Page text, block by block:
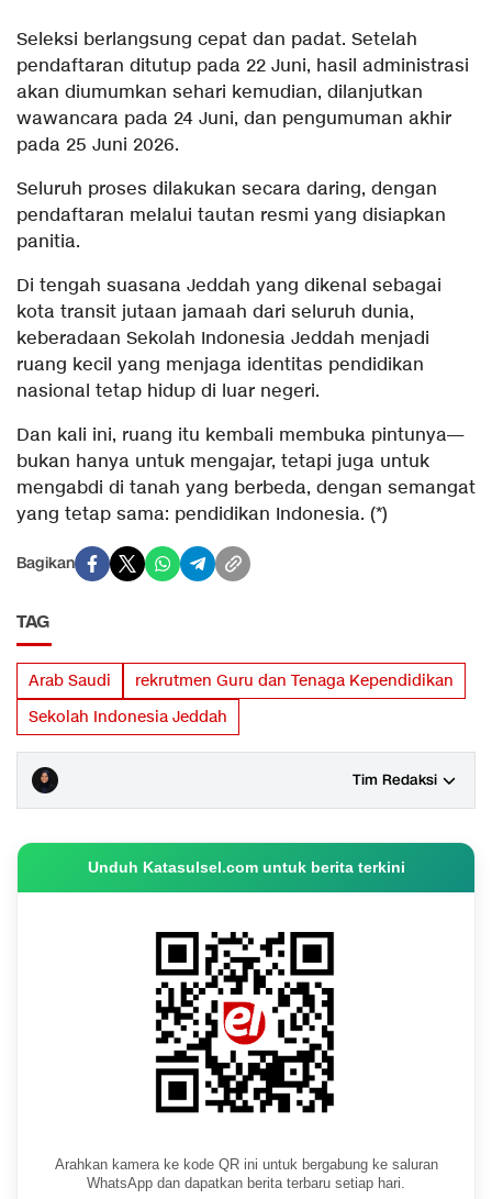
Seleksi berlangsung cepat dan padat. Setelah
pendaftaran ditutup pada 22 Juni, hasil administrasi
akan diumumkan sehari kemudian, dilanjutkan
wawancara pada 24 Juni, dan pengumuman akhir
pada 25 Juni 2026.
Seluruh proses dilakukan secara daring, dengan
pendaftaran melalui tautan resmi yang disiapkan
panitia.
Di tengah suasana Jeddah yang dikenal sebagai
kota transit jutaan jamaah dari seluruh dunia,
keberadaan Sekolah Indonesia Jeddah menjadi
ruang kecil yang menjaga identitas pendidikan
nasional tetap hidup di luar negeri.
Dan kali ini, ruang itu kembali membuka pintunya—
bukan hanya untuk mengajar, tetapi juga untuk
mengabdi di tanah yang berbeda, dengan semangat
yang tetap sama: pendidikan Indonesia. (*)
Bagikan
TAG
Arab Saudi
rekrutmen Guru dan Tenaga Kependidikan
Sekolah Indonesia Jeddah
Tim Redaksi
Unduh Katasulsel.com untuk berita terkini
Arahkan kamera ke kode QR ini untuk bergabung ke saluran
WhatsApp dan dapatkan berita terbaru setiap hari.